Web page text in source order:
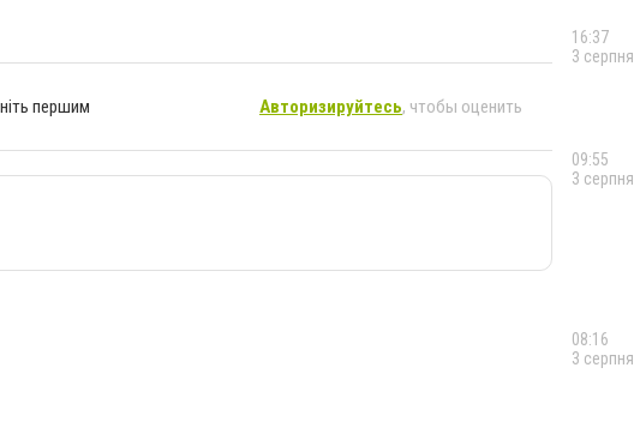
першим Авторизируйтесь, чтобы оценить
16:37
3 серпня
09:55
3 серпня
08:16
3 серпня